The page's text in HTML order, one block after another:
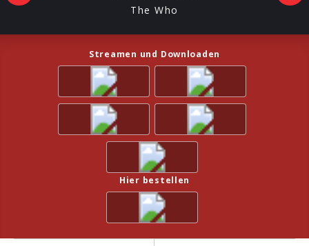
The Who
Streamen und Downloaden
Hier bestellen